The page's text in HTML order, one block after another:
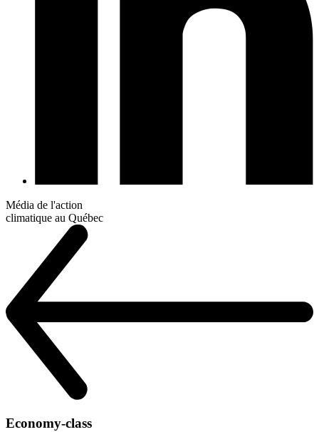
Média de l'action
climatique au Québec
Economy-class